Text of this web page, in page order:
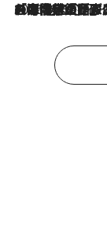
2026.8.3
「今後値上げがあるとすれば…」「リスクがあるのは今年の冬」エネルギー専門家が語る、ホルムズ海峡封鎖が家庭にもたらす“ある心配”